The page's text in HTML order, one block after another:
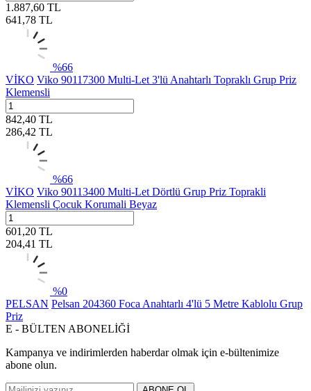
1.887,60 TL
641,78 TL
%66
VİKO Viko 90117300 Multi-Let 3'lü Anahtarlı Topraklı Grup Priz
Klemensli
842,40 TL
286,42 TL
%66
VİKO Viko 90113400 Multi-Let Dörtlü Grup Priz Toprakli
Klemensli Çocuk Korumali Beyaz
601,20 TL
204,41 TL
%0
PELSAN Pelsan 204360 Foca Anahtarlı 4'lü 5 Metre Kablolu Grup
Priz
E - BÜLTEN ABONELİĞİ
Kampanya ve indirimlerden haberdar olmak için e-bültenimize
abone olun.